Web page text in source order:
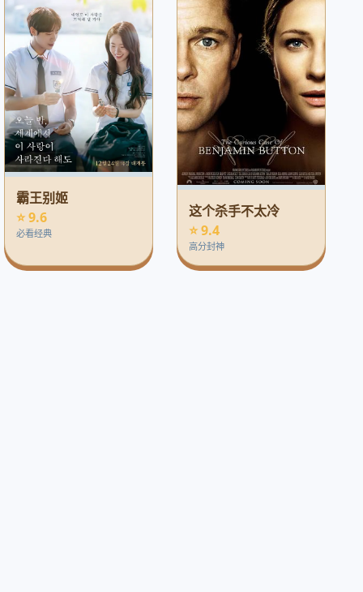
霸王别姬
⭐ 9.6
必看经典
这个杀手不太冷
⭐ 9.4
高分封神